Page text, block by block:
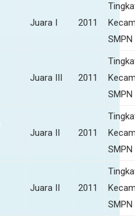
Juara I 2011
SMPN
Juara III 2011
SMPN
Juara II 2011
SMPN
Juara II 2011
SMPN